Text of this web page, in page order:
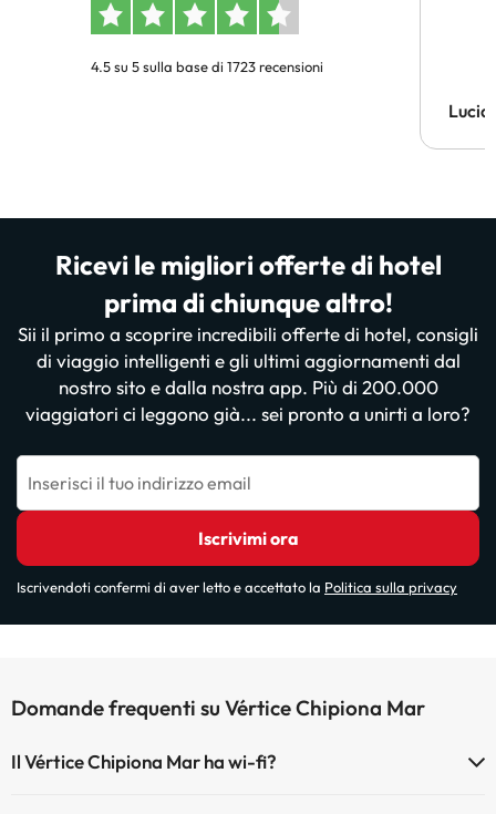
4.5 su 5 sulla base di 1723 recensioni
Lucia
Ricevi le migliori offerte di hotel
prima di chiunque altro!
Sii il primo a scoprire incredibili offerte di hotel, consigli
di viaggio intelligenti e gli ultimi aggiornamenti dal
nostro sito e dalla nostra app. Più di 200.000
viaggiatori ci leggono già... sei pronto a unirti a loro?
Inserisci il tuo indirizzo email
Iscrivimi ora
Iscrivendoti confermi di aver letto e accettato la Politica sulla privacy
Domande frequenti su Vértice Chipiona Mar
Il Vértice Chipiona Mar ha wi-fi?